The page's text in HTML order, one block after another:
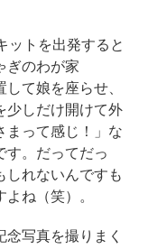
トを出発すると
ぎのわが家
て娘を座らせ、
少しだけ開けて外
まって感じ！」な
す。だってだっ
しれないんですも
ね（笑）。
写真を撮りまく